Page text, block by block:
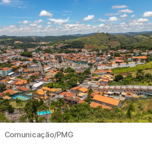
Comunicação/PMG